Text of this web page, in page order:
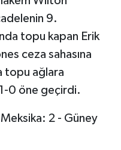
9.
topu kapan Erik
ceza sahasına
topu ağlara
0 öne geçirdi.